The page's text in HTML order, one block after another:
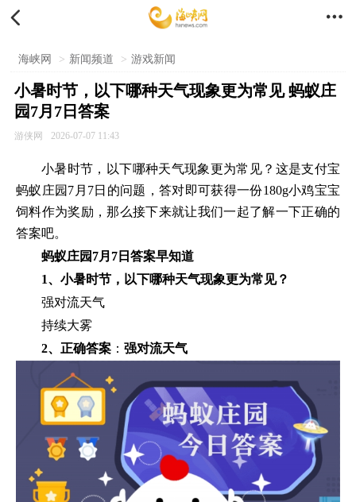
 
海峡网 > 新闻频道 > 游戏新闻
小暑时节，以下哪种天气现象更为常见 蚂蚁庄
园7月7日答案
游侠网 2026-07-07 11:43
小暑时节，以下哪种天气现象更为常见？这是支付宝
蚂蚁庄园7月7日的问题，答对即可获得一份180g小鸡宝宝
饲料作为奖励，那么接下来就让我们一起了解一下正确的
答案吧。
蚂蚁庄园7月7日答案早知道
1、小暑时节，以下哪种天气现象更为常见？
强对流天气
持续大雾
2、正确答案 ： 强对流天气